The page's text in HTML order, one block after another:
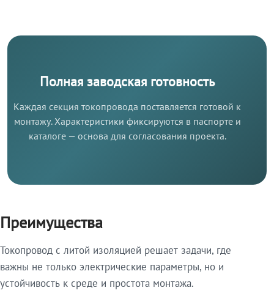
Полная заводская готовность
Каждая секция токопровода поставляется готовой к
монтажу. Характеристики фиксируются в паспорте и
каталоге — основа для согласования проекта.
Преимущества
Токопровод с литой изоляцией решает задачи, где
важны не только электрические параметры, но и
устойчивость к среде и простота монтажа.